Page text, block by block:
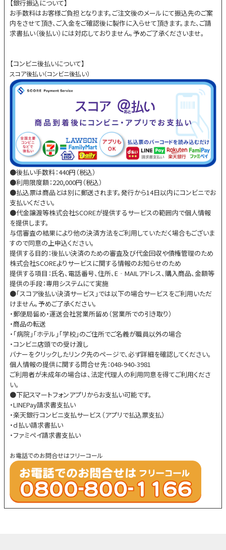
【銀行振込について】
お手数料はお客様ご負担となります。ご注文後のメールにて振込先のご案
内をさせて頂き、ご入金をご確認後に製作に入らせて頂きます。また、ご請
求書払い（後払い）には対応しておりません。予めご了承くださいませ。
【コンビニ後払いについて】
スコア後払い（コンビニ後払い）
●後払い手数料：440円（税込）
●利用限度額：220,000円（税込）
●払込票は商品とは別に郵送されます。発行から14日以内にコンビニでお
支払いください。
●代金譲渡等株式会社SCOREが提供するサービスの範囲内で個人情報
を提供します。
与信審査の結果により他の決済方法をご利用していただく場合もございま
すので同意の上申込ください。
提供する目的：後払い決済のための審査及び代金回収や債権管理のため
株式会社SCOREよりサービスに関する情報のお知らせのため
提供する項目：氏名、電話番号、住所、E‐MAILアドレス、購入商品、金額等
提供の手段：専用システムにて実施
●「スコア後払い決済サービス」では以下の場合サービスをご利用いただ
けません。予めご了承ください。
・郵便局留め・運送会社営業所留め（営業所での引き取り）
・商品の転送
・「病院」「ホテル」「学校」のご住所でご名義が職員以外の場合
・コンビニ店頭での受け渡し
バナーをクリックしたリンク先のページで、必ず詳細を確認してください。
個人情報の提供に関する問合せ先：048-940-3981
ご利用者が未成年の場合は、法定代理人の利用同意を得てご利用くださ
い。
●下記スマートフォンアプリからお支払い可能です。
・LINEPay請求書支払い
・楽天銀行コンビニ支払サービス（アプリで払込票支払）
・ｄ払い請求書払い
・ファミペイ請求書支払い
お電話でのお問合せはフリーコール